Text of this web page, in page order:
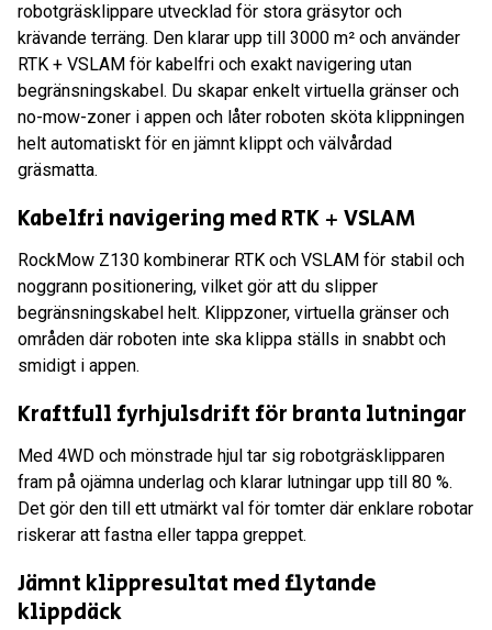
robotgräsklippare utvecklad för stora gräsytor och
krävande terräng. Den klarar upp till 3000 m² och använder
RTK + VSLAM för kabelfri och exakt navigering utan
begränsningskabel. Du skapar enkelt virtuella gränser och
no-mow-zoner i appen och låter roboten sköta klippningen
helt automatiskt för en jämnt klippt och välvårdad
gräsmatta.
Kabelfri navigering med RTK + VSLAM
RockMow Z130 kombinerar RTK och VSLAM för stabil och
noggrann positionering, vilket gör att du slipper
begränsningskabel helt. Klippzoner, virtuella gränser och
områden där roboten inte ska klippa ställs in snabbt och
smidigt i appen.
Kraftfull fyrhjulsdrift för branta lutningar
Med 4WD och mönstrade hjul tar sig robotgräsklipparen
fram på ojämna underlag och klarar lutningar upp till 80 %.
Det gör den till ett utmärkt val för tomter där enklare robotar
riskerar att fastna eller tappa greppet.
Jämnt klippresultat med flytande
klippdäck